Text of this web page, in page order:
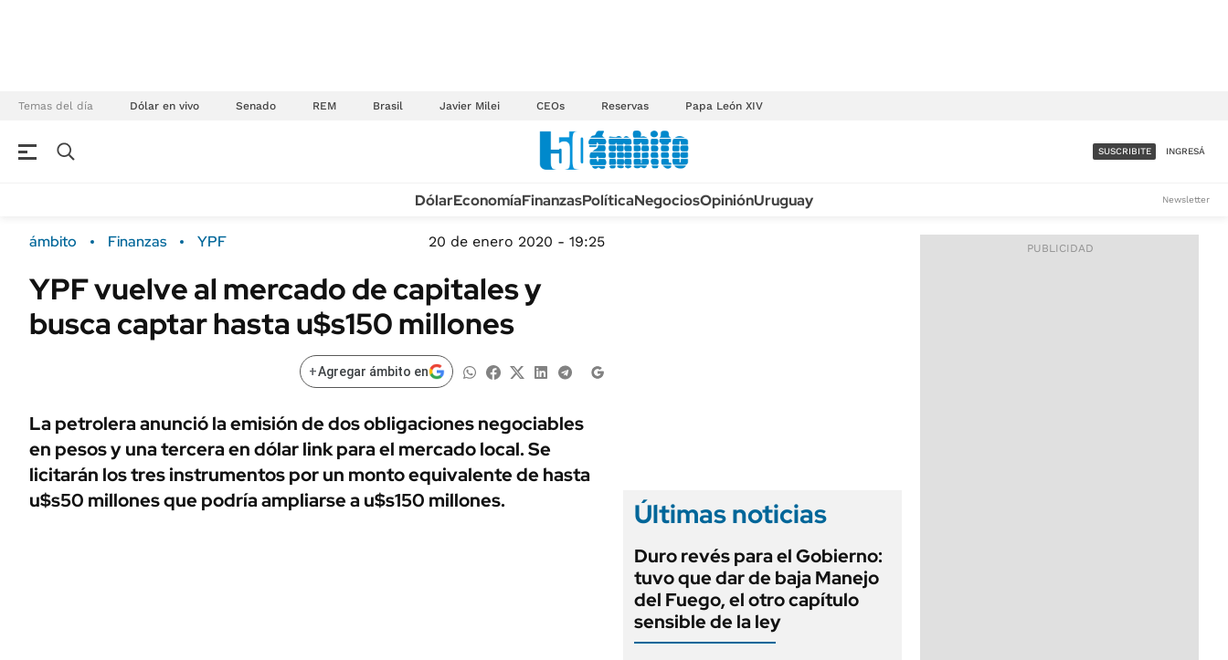
Temas del día Dólar en vivo Senado REM Brasil Javier Milei CEOs Reservas Papa León XIV
Campo
FINANZAS
ÁMBITO DEBATE
MEDIAKIT AMBITO DEBATE
Sustentabilidad
POLÍTICA
URUGUAY
TECNOLOGÍA
MÉXICO
MUNDO
INFORMACIÓN GENERAL
LIFESTYLE
AUTOS
ACCESO FULL - $1.800/MES
SUSCRIBITE INGRESÁ
DólarEconomíaFinanzasPolíticaNegociosOpiniónUruguay Newsletter
ámbito Finanzas YPF 20 de enero 2020 - 19:25
YPF vuelve al mercado de capitales y
busca captar hasta u$s150 millones
+Agregar ámbito en
La petrolera anunció la emisión de dos obligaciones negociables
en pesos y una tercera en dólar link para el mercado local. Se
licitarán los tres instrumentos por un monto equivalente de hasta
u$s50 millones que podría ampliarse a u$s150 millones.
Últimas noticias
Duro revés para el Gobierno:
tuvo que dar de baja Manejo
del Fuego, el otro capítulo
sensible de la ley